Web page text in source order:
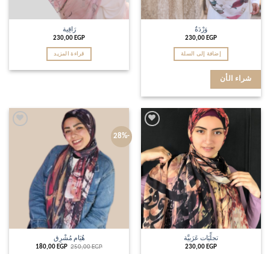
وَرْدَةٌ
230,00 EGP
إضافة إلى السلة
شراء الأن
رَاقِية
230,00 EGP
قراءة المزيد
تجلِّيَات عَرَبيَّة
230,00EGP
-28%
هُيَام مُشْرِق
250,00EGP
180,00EGP